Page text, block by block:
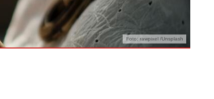
Foto: rawpixel /Unsplash